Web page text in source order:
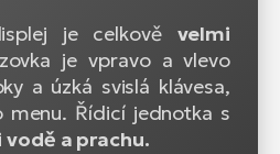
je celkově velmi
je vpravo a vlevo
a úzká svislá klávesa,
menu. Řídicí jednotka s
a prachu.